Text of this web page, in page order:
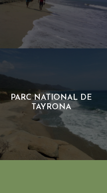
PARC NATIONAL DE
TAYRONA